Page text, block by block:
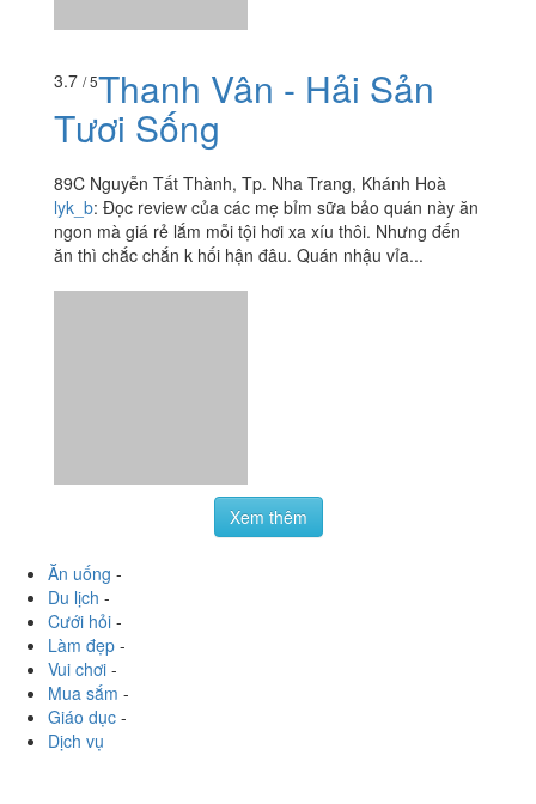
3.7 / 5Thanh Vân - Hải Sản
Tươi Sống
89C Nguyễn Tất Thành, Tp. Nha Trang, Khánh Hoà
lyk_b: Đọc review của các mẹ bỉm sữa bảo quán này ăn
ngon mà giá rẻ lắm mỗi tội hơi xa xíu thôi. Nhưng đến
ăn thì chắc chắn k hối hận đâu. Quán nhậu vỉa...
Xem thêm
Ăn uống -
Du lịch -
Cưới hỏi -
Làm đẹp -
Vui chơi -
Mua sắm -
Giáo dục -
Dịch vụ